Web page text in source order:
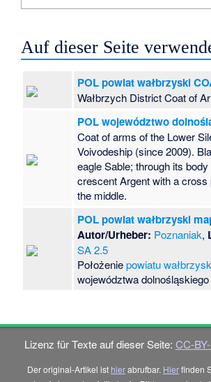
Auf dieser Seite
POL powiat wałbrzyski
Wałbrzych District Coat of
POL województwo
Coat of arms of the Lower
Voivodeship (since 2009).
eagle Sable; through its
crescent Argent with a cross
the middle.
POL powiat wałbrzyski
Autor/Urheber: Poznaniak,
SA 2.5
Położeniepowiatu
województwa dolnośląskiego
Lizenz für Texte auf dieser Seite: CC-
Der original-Artikel ist hierabrufbar. Hierfinden